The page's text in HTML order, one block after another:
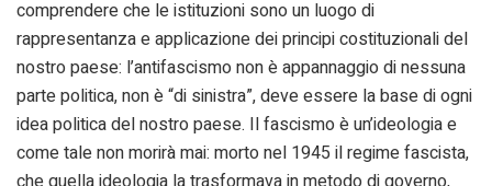
comprendere che le istituzioni sono un luogo di
rappresentanza e applicazione dei principi costituzionali del
nostro paese: l’antifascismo non è appannaggio di nessuna
parte politica, non è “di sinistra”, deve essere la base di ogni
idea politica del nostro paese. Il fascismo è un’ideologia e
come tale non morirà mai: morto nel 1945 il regime fascista,